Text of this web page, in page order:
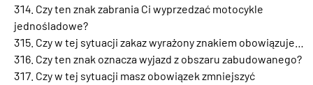
Czy ten znak zabrania Ci wyprzedzać motocykle
jednośladowe?
Czy w tej sytuacji zakaz wyrażony znakiem obowiązuje…
Czy ten znak oznacza wyjazd z obszaru zabudowanego?
Czy w tej sytuacji masz obowiązek zmniejszyć